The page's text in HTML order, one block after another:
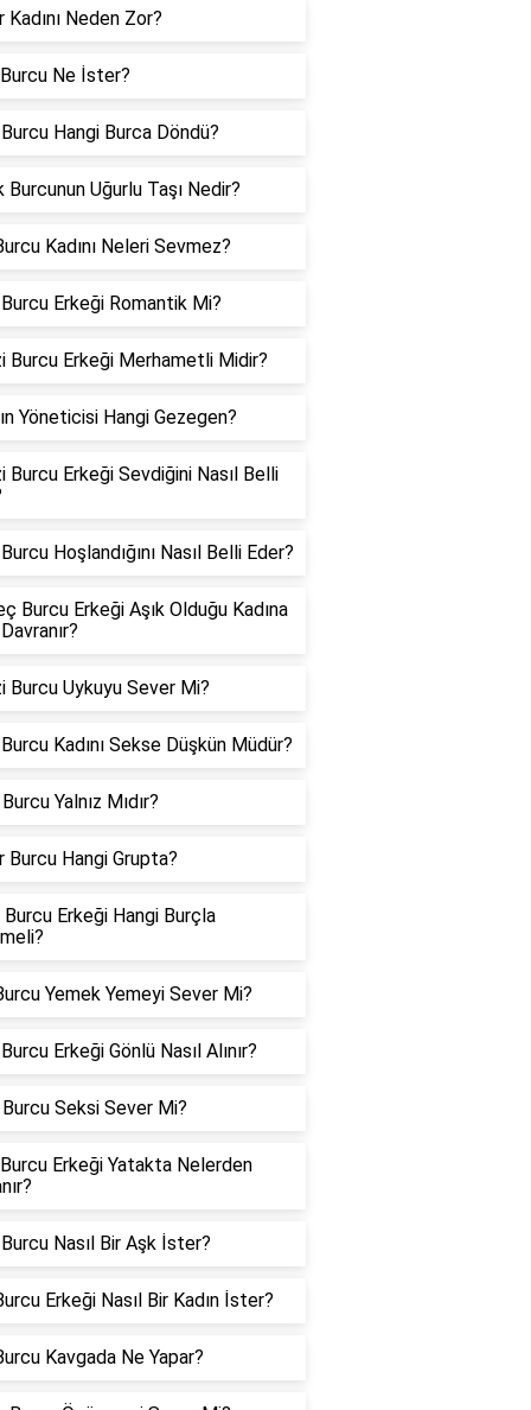
Kadını Neden Zor?
Burcu Ne İster?
Hangi Burca Döndü?
Burcunun Uğurlu Taşı Nedir?
Kadını Neleri Sevmez?
Erkeği Romantik Mi?
Burcu Erkeği Merhametli Midir?
Yöneticisi Hangi Gezegen?
Burcu Erkeği Sevdiğini Nasıl Belli
Hoşlandığını Nasıl Belli Eder?
Burcu Erkeği Aşık Olduğu Kadına
Burcu Uykuyu Sever Mi?
Kadını Sekse Düşkün Müdür?
Yalnız Mıdır?
Burcu Hangi Grupta?
Burcu Erkeği Hangi Burçla
Yemek Yemeyi Sever Mi?
Erkeği Gönlü Nasıl Alınır?
Seksi Sever Mi?
Burcu Erkeği Yatakta Nelerden
Nasıl Bir Aşk İster?
Erkeği Nasıl Bir Kadın İster?
Kavgada Ne Yapar?